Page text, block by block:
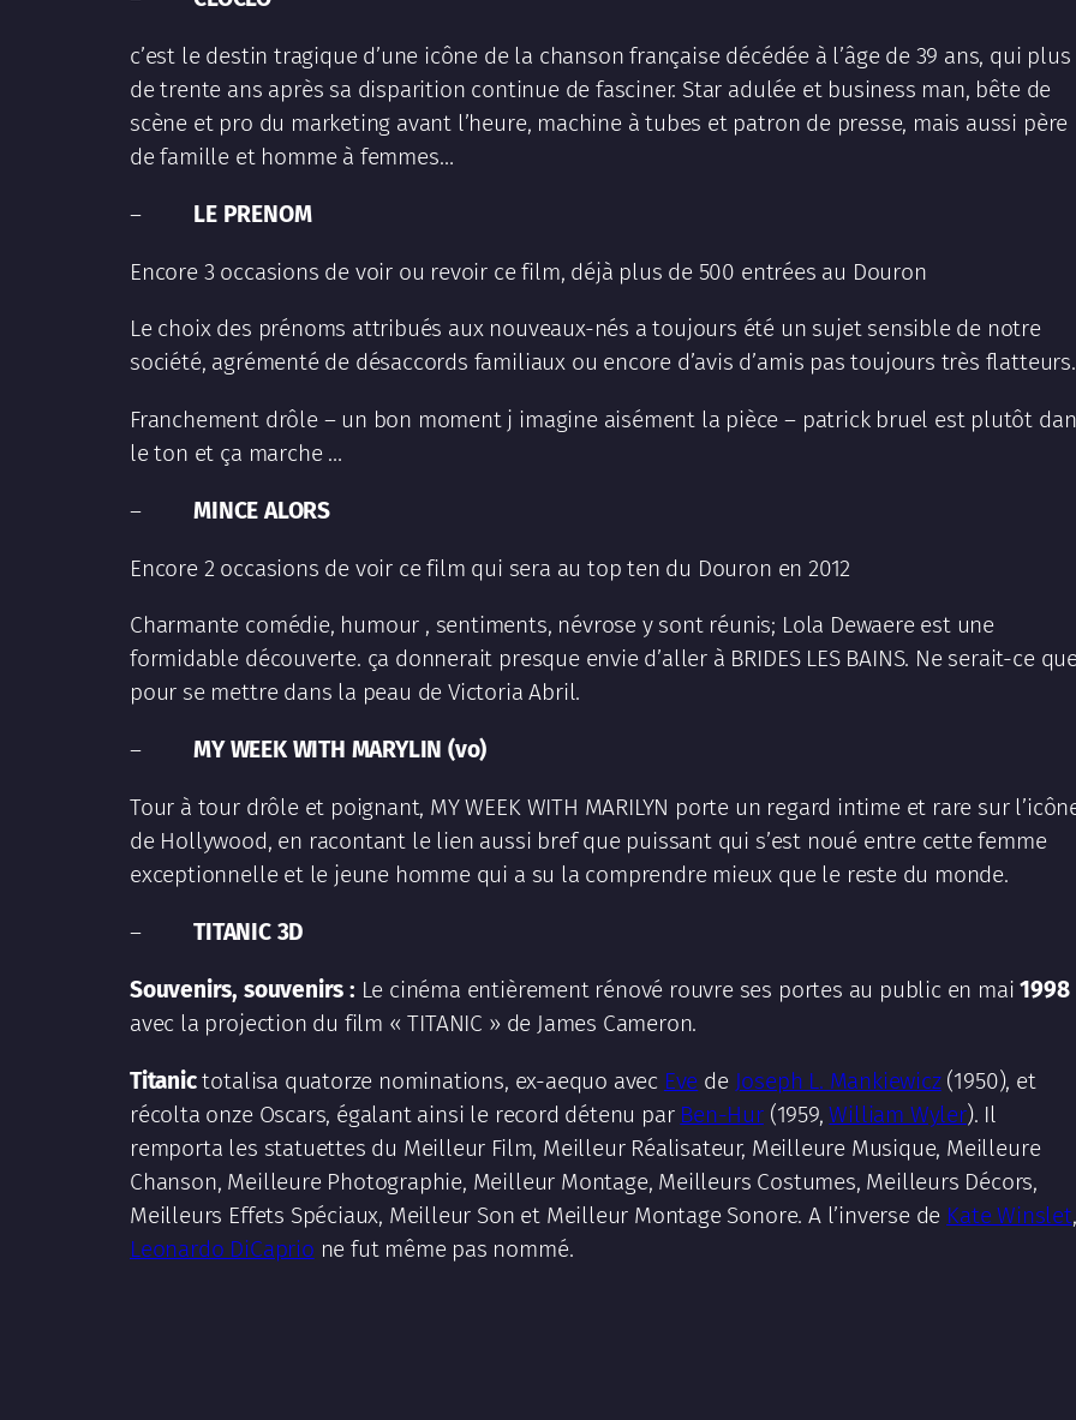
c’est le destin tragique d’une icône de la chanson française décédée à l’âge de 39 ans, qui plus
de trente ans après sa disparition continue de fasciner. Star adulée et business man, bête de
scène et pro du marketing avant l’heure, machine à tubes et patron de presse, mais aussi père
de famille et homme à femmes…
– LE PRENOM
Encore 3 occasions de voir ou revoir ce film, déjà plus de 500 entrées au Douron
Le choix des prénoms attribués aux nouveaux-nés a toujours été un sujet sensible de notre
société, agrémenté de désaccords familiaux ou encore d’avis d’amis pas toujours très flatteurs.
Franchement drôle – un bon moment j imagine aisément la pièce – patrick bruel est plutôt
le ton et ça marche …
–MINCE ALORS
Encore 2 occasions de voir ce film qui sera au top ten du Douron en 2012
Charmante comédie, humour , sentiments, névrose y sont réunis; Lola Dewaere est une
formidable découverte. ça donnerait presque envie d’aller à BRIDES LES BAINS. Ne serait-ce
pour se mettre dans la peau de Victoria Abril.
–MY WEEK WITH MARYLIN (vo)
Tour à tour drôle et poignant, MY WEEK WITH MARILYN porte un regard intime et rare sur
de Hollywood, en racontant le lien aussi bref que puissant qui s’est noué entre cette femme
exceptionnelle et le jeune homme qui a su la comprendre mieux que le reste du monde.
–TITANIC 3D
Souvenirs, souvenirs : Le cinéma entièrement rénové rouvre ses portes au public en mai1998
avec la projection du film « TITANIC » de James Cameron.
Titanictotalisa quatorze nominations, ex-aequo avec Eve de Joseph L. Mankiewicz(1950), et
récolta onze Oscars, égalant ainsi le record détenu par Ben-Hur(1959,William Wyler). Il
remporta les statuettes du Meilleur Film, Meilleur Réalisateur, Meilleure Musique, Meilleure
Chanson, Meilleure Photographie, Meilleur Montage, Meilleurs Costumes, Meilleurs Décors,
Meilleurs Effets Spéciaux, Meilleur Son et Meilleur Montage Sonore. A l’inverse de Kate Winslet,
Leonardo DiCaprio ne fut même pas nommé.